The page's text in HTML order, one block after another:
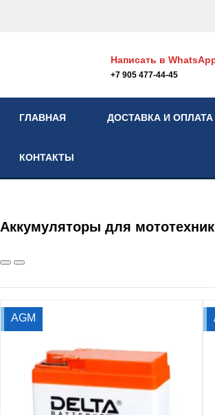
Написать в
+7 905 477-44-45
ГЛАВНАЯ ДОСТАВКА И ОПЛАТА
КОНТАКТЫ
Аккумуляторы для
AGM